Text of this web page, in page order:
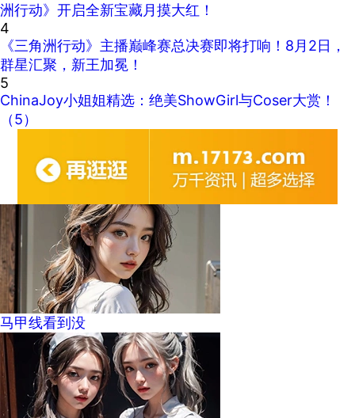
洲行动》开启全新宝藏月摸大红！
4
《三角洲行动》主播巅峰赛总决赛即将打响！8月2日，
群星汇聚，新王加冕！
5
ChinaJoy小姐姐精选：绝美ShowGirl与Coser大赏！
（5）
马甲线看到没